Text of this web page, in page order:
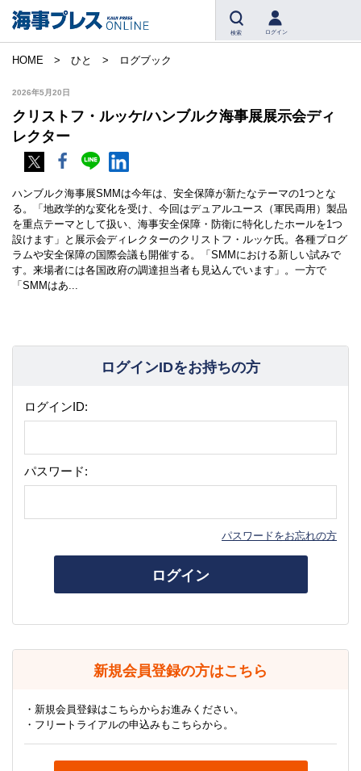
検索 ログイン
HOME ひと ログブック
2026年5月20日
クリストフ・ルッケ/ハンブルク海事展展示会ディ
レクター
ハンブルク海事展SMMは今年は、安全保障が新たなテーマの1つとな
る。「地政学的な変化を受け、今回はデュアルユース（軍民両用）製品
を重点テーマとして扱い、海事安全保障・防衛に特化したホールを1つ
設けます」と展示会ディレクターのクリストフ・ルッケ氏。各種プログ
ラムや安全保障の国際会議も開催する。「SMMにおける新しい試みで
す。来場者には各国政府の調達担当者も見込んでいます」。一方で
「SMMはあ...
ログインIDをお持ちの方
ログインID:
パスワード:
パスワードをお忘れの方
ログイン
新規会員登録の方はこちら
・新規会員登録はこちらからお進みください。
・フリートライアルの申込みもこちらから。